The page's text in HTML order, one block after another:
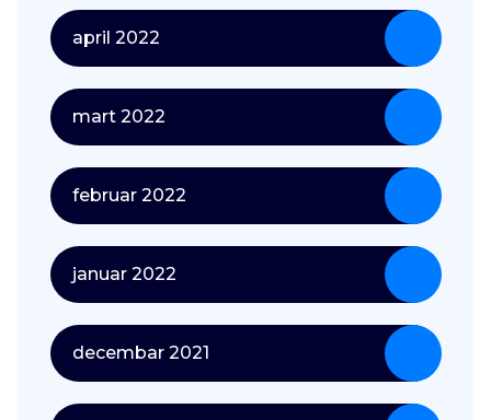
april 2022
mart 2022
februar 2022
januar 2022
decembar 2021